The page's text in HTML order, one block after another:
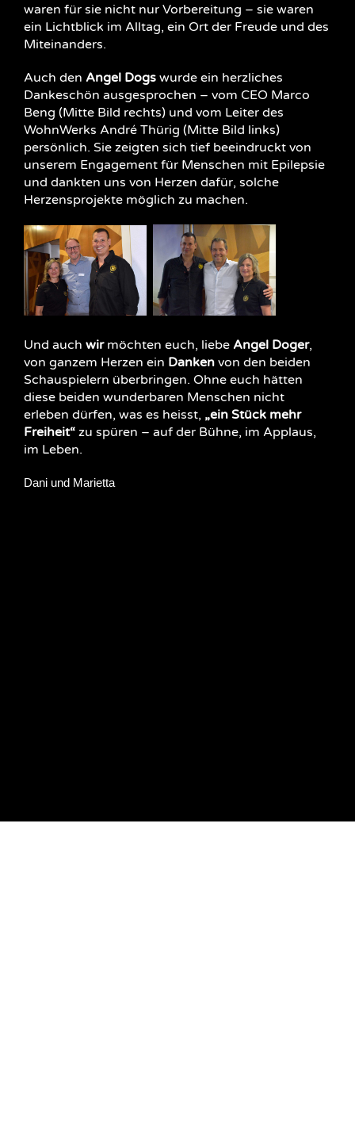
waren für sie nicht nur Vorbereitung – sie waren
ein Lichtblick im Alltag, ein Ort der Freude und des
Miteinanders.
Auch den Angel Dogs wurde ein herzliches
Dankeschön ausgesprochen – vom CEO Marco
Beng (Mitte Bild rechts) und vom Leiter des
WohnWerks André Thürig (Mitte Bild links)
persönlich. Sie zeigten sich tief beeindruckt von
unserem Engagement für Menschen mit Epilepsie
und dankten uns von Herzen dafür, solche
Herzensprojekte möglich zu machen.
Und auch wirmöchten euch, liebe Angel Doger,
von ganzem Herzen ein Danken von den beiden
Schauspielern überbringen. Ohne euch hätten
diese beiden wunderbaren Menschen nicht
erleben dürfen, was es heisst, „ein Stück mehr
Freiheit“ zu spüren – auf der Bühne, im Applaus,
im Leben.
Dani und Marietta